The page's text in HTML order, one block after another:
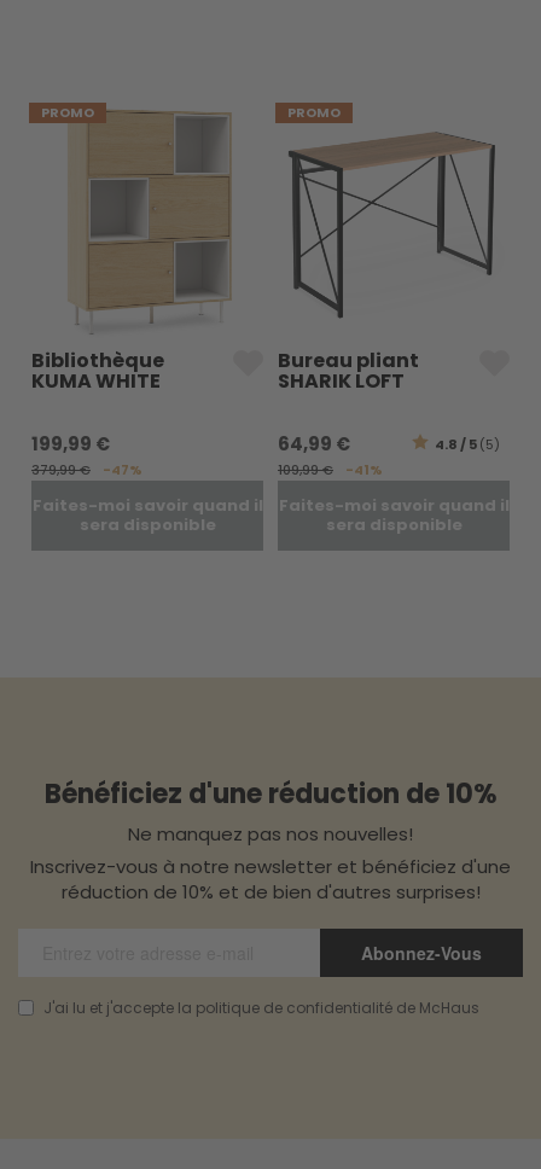
PROMO
Bibliothèque
KUMA WHITE
199,99 €
379,99 € -47%
Faites-moi savoir quand il
sera disponible
PROMO
Bureau pliant
SHARIK LOFT
64,99 €
109,99 € -41%
4.8 / 5(5)
Faites-moi savoir quand il
sera disponible
Bénéficiez d'une réduction de 10%
Ne manquez pas nos nouvelles!
Inscrivez-vous à notre newsletter et bénéficiez d'une
réduction de 10% et de bien d'autres surprises!
Abonnez-Vous
J'ai lu et j'accepte la politique de confidentialité de McHaus